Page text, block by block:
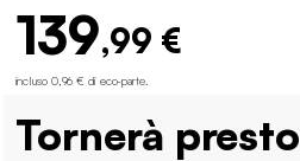
139,99 €
incluso 0,96 € di eco-parte.
Tornerà presto